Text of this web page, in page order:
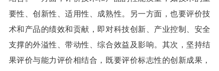
要性、创新性、适用性、成熟性。另一方面，也要评价技
术和产品的绩效和贡献，即对科技创新、产业控制、安全
支撑的外溢性、带动性、综合效益及影响。其次，坚持结
果评价与能力评价相结合，既要评价标志性的创新成果，